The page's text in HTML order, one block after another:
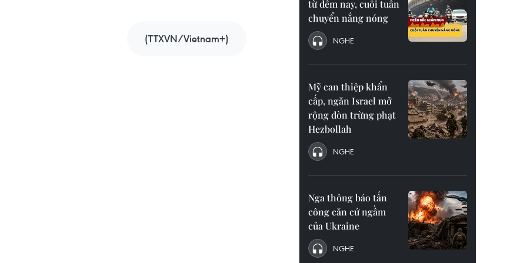
(TTXVN/Vietnam+)
từ đêm nay, cuối tuần
chuyển nắng nóng
NGHE
Mỹ can thiệp khẩn
cấp, ngăn Israel mở
rộng đòn trừng phạt
Hezbollah
NGHE
Nga thông báo tấn
công căn cứ ngầm
của Ukraine
NGHE